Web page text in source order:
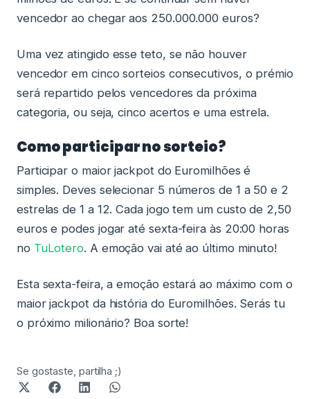
vencedor ao chegar aos 250.000.000 euros?
Uma vez atingido esse teto, se não houver
vencedor em cinco sorteios consecutivos, o prémio
será repartido pelos vencedores da próxima
categoria, ou seja, cinco acertos e uma estrela.
Como participar no sorteio?
Participar o maior jackpot do Euromilhões é
simples. Deves selecionar 5 números de 1 a 50 e 2
estrelas de 1 a 12. Cada jogo tem um custo de 2,50
euros e podes jogar até sexta-feira às 20:00 horas
no TuLotero. A emoção vai até ao último minuto!
Esta sexta-feira, a emoção estará ao máximo com o
maior jackpot da história do Euromilhões. Serás tu
o próximo milionário? Boa sorte!
Se gostaste, partilha ;)